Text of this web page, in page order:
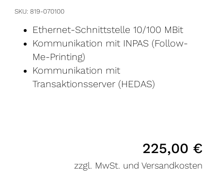
SKU 819-070100
Ethernet-Schnittstelle 10/100 MBit
Kommunikation mit INPAS (Follow-
Me-Printing)
Kommunikation mit
Transaktionsserver (HEDAS)
225,00 €
zzgl. MwSt. und Versandkosten